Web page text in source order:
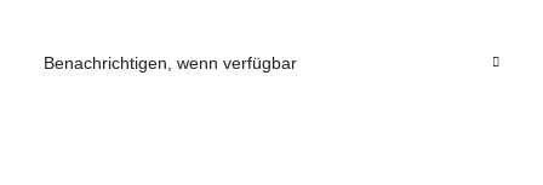
Benachrichtigen, wenn verfügbar